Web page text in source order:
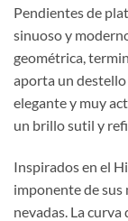
Pendientes de
sinuoso y
geométrica,
aporta un destello
elegante y muy
un brillo sutil y
Inspirados en el
imponente de sus
nevadas. La